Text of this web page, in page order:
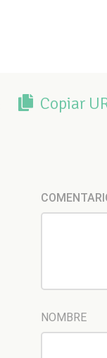
Copiar
NOMBRE